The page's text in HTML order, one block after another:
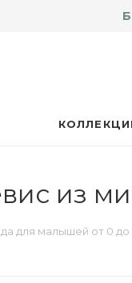
из
для малышей от 0 до